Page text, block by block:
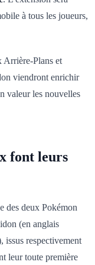
à tous les joueurs,
Plans et
viendront enrichir
valeur les nouvelles
font leurs
des deux Pokémon
(en anglais
respectivement
leur toute première